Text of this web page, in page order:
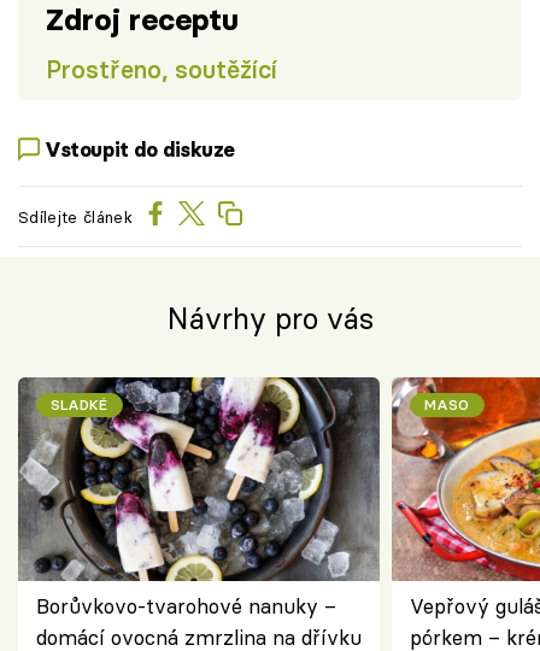
Zdroj receptu
Prostřeno, soutěžící
Vstoupit do diskuze
Sdílejte článek
Návrhy pro vás
SLADKÉ
Borůvkovo-tvarohové nanuky –
domácí ovocná zmrzlina na dřívku
MASO
Vepřový
pórkem –